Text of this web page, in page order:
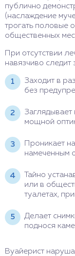
публично
(наслаждение
трогать половые
общественных
При отсутствии
навязчиво
Заходит в
без
мощной
Проникает
намеченным
Тайно
или в
туалетах,
Делает
поднося
Вуайерист